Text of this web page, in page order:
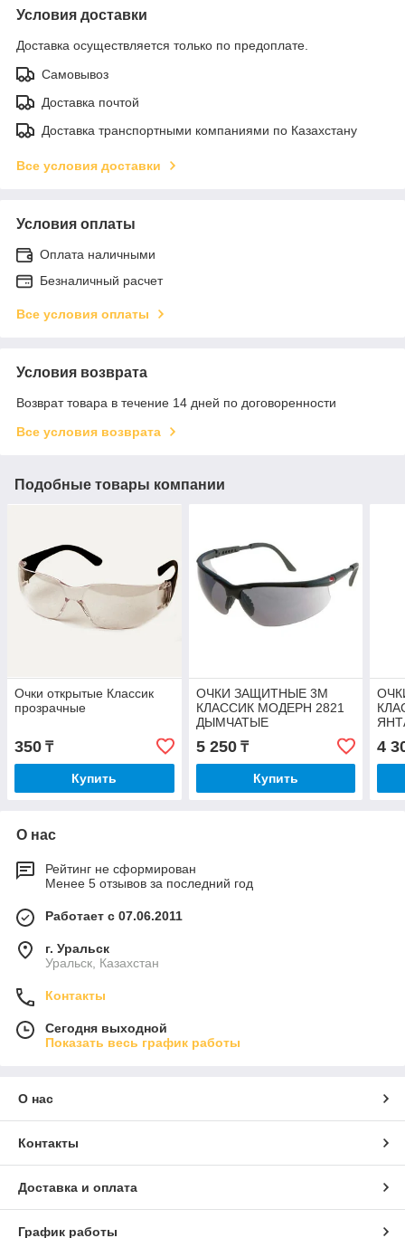
Условия доставки
Доставка осуществляется только по предоплате.
Самовывоз
Доставка почтой
Доставка транспортными компаниями по Казахстану
Все условия доставки
Условия оплаты
Оплата наличными
Безналичный расчет
Все условия оплаты
Условия возврата
Возврат товара в течение 14 дней по договоренности
Все условия возврата
Подобные товары компании
Очки открытые Классик
прозрачные
350 ₸
Купить
ОЧКИ ЗАЩИТНЫЕ 3М
КЛАССИК МОДЕРН 2821
ДЫМЧАТЫЕ
5 250₸
Купить
4
О нас
Рейтинг не сформирован
Менее 5 отзывов за последний год
Работает с 07.06.2011
г. Уральск
Уральск, Казахстан
Контакты
Сегодня выходной
Показать весь график работы
О нас
Контакты
Доставка и оплата
График работы